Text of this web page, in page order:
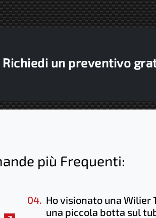
Richiedi un preventivo
più Frequenti:
04. Ho visionato una Wilier
una piccola botta sul